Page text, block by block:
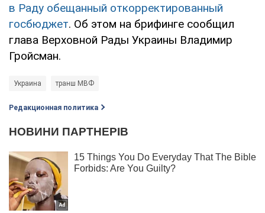
в Раду обещанный откорректированный
госбюджет. Об этом на брифинге сообщил
глава Верховной Рады Украины Владимир
Гройсман.
Украина транш МВФ
Редакционная политика